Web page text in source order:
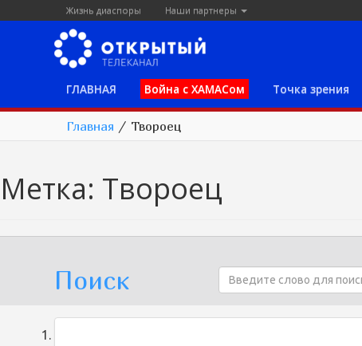
Жизнь диаспоры Наши партнеры
ГЛАВНАЯ Война с ХАМАСом Точка зрения
Главная / Твороец
Метка: Твороец
Поиск